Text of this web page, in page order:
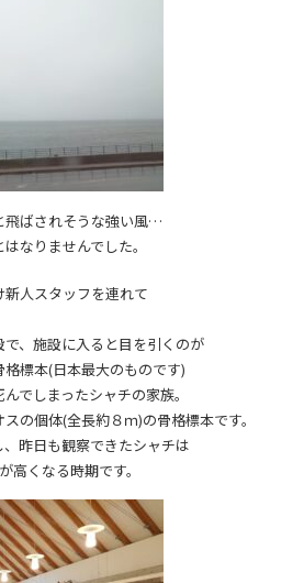
飛ばされそうな強い風…
なりませんでした。
人スタッフを連れて
、施設に入ると目を引くのが
標本(日本最大のものです)
でしまったシャチの家族。
の個体(全長約８ｍ)の骨格標本です。
昨日も観察できたシャチは
高くなる時期です。